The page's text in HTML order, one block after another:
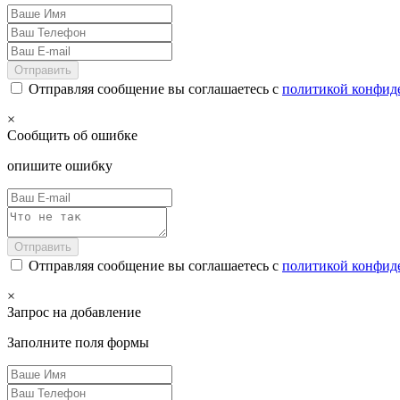
Отправить
Отправляя сообщение вы соглашаетесь с политикой
×
Сообщить об ошибке
опишите ошибку
Отправить
Отправляя сообщение вы соглашаетесь с политикой
×
Запрос на добавление
Заполните поля формы